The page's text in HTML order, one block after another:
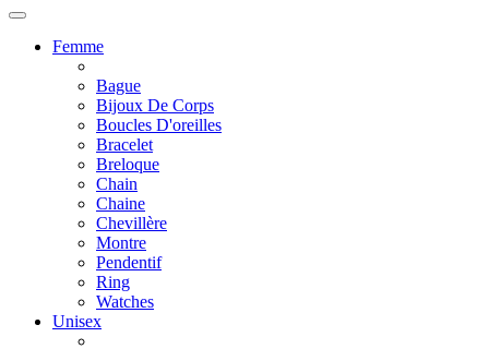
Femme
Bague
Bijoux De Corps
Boucles D'oreilles
Bracelet
Breloque
Chain
Chaine
Chevillère
Montre
Pendentif
Ring
Watches
Unisex